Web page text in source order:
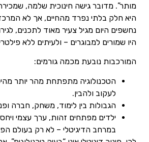
מותר”. מדובר גישה חינוכית שלמה,
היא חלק בלתי נפרד מהחיים, אך לא
נחשפים היום מגיל צעיר מאוד לתכנים,
היו שמורים למבוגרים – ולעיתים ללא
המורכבות נובעת מכמה גורמים:
הטכנולוגיה מתפתחת מהר יותר
לעקוב ולהבין.
הגבולות בין לימוד, משחק, חברה
ילדים מפתחים זהות, ערך עצמי
במרחב הדיגיטלי – לא רק בעולם